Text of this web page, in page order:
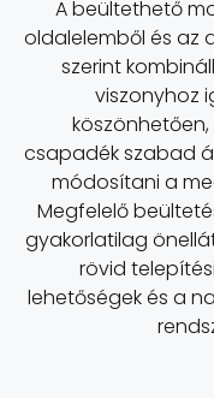
A beültethető
oldalelemből és az
szerint
viszonyhoz
csapadék szabad
módosítani a
Megfelelő
gyakorlatilag
rövid
lehetőségek és a